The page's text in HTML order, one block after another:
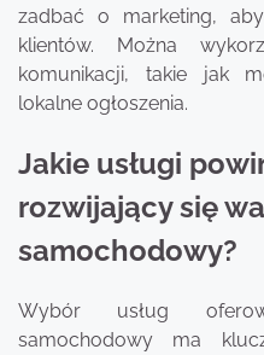
zadbać o marketing,
klientów. Można
komunikacji, takie jak
lokalne ogłoszenia.
Jakie usługi
rozwijający się
samochodowy?
Wybór usług
samochodowy ma